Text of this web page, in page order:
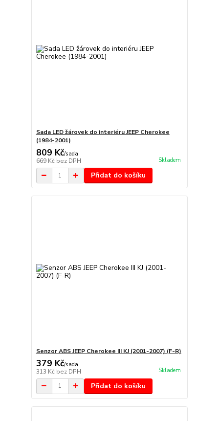
Sada LED žárovek do interiéru JEEP Cherokee
(1984-2001)
809 Kč/sada
669 Kč bez DPH Skladem
Přidat do košíku
Senzor ABS JEEP Cherokee III KJ (2001-2007) (F-R)
379 Kč/sada
313 Kč bez DPH Skladem
Přidat do košíku